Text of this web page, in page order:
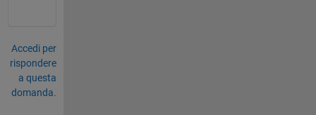
Accedi per
rispondere
a questa
domanda.